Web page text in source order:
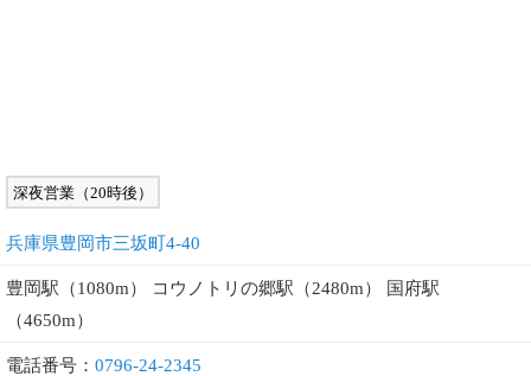
深夜営業（20時後）
兵庫県豊岡市三坂町4-40
豊岡駅（1080m） コウノトリの郷駅（2480m） 国府駅
（4650m）
電話番号： 0796-24-2345